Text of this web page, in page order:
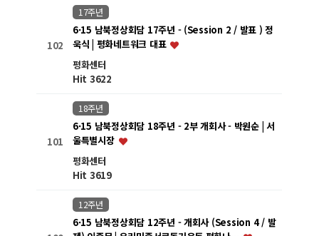
102
17주년
6·15 남북정상회담 17주년 - (Session 2 / 발표 ) 정
욱식 | 평화네트워크 대표
평화센터
Hit 3622
101
18주년
6·15 남북정상회담 18주년 - 2부 개회사 - 박원순 | 서
울특별시장
평화센터
Hit 3619
12주년
6·15 남북정상회담 12주년 - 개회사 (Session 4 / 발